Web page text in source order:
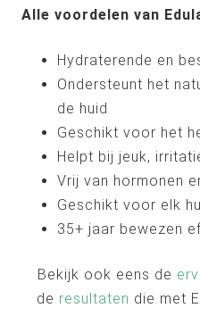
Alle voordelen van
Hydraterende en
Ondersteunt het
de huid
Geschikt voor het
Helpt bij jeuk,
Vrij van hormonen
Geschikt voor elk
35+ jaar bewezen
Bekijk ook eens de
de resultaten die met